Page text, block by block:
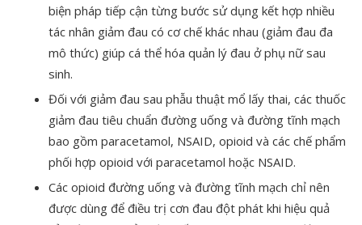
biện pháp tiếp cận từng bước sử dụng kết hợp nhiều
tác nhân giảm đau có cơ chế khác nhau (giảm đau đa
mô thức) giúp cá thể hóa quản lý đau ở phụ nữ sau
sinh.
Đối với giảm đau sau phẫu thuật mổ lấy thai, các thuốc
giảm đau tiêu chuẩn đường uống và đường tĩnh mạch
bao gồm paracetamol, NSAID, opioid và các chế phẩm
phối hợp opioid với paracetamol hoặc NSAID.
Các opioid đường uống và đường tĩnh mạch chỉ nên
được dùng để điều trị cơn đau đột phát khi hiệu quả